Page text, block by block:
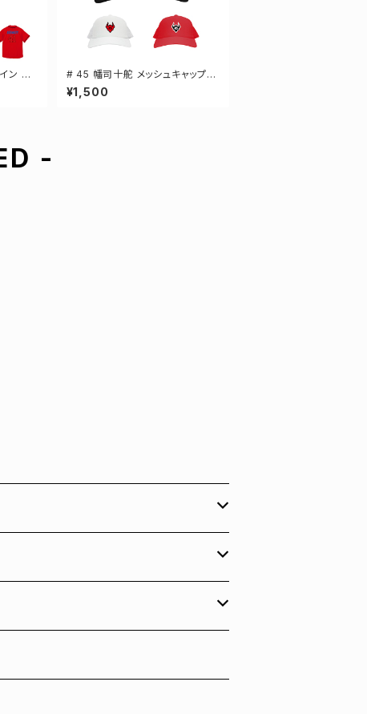
ン 3
ルシ
# 45 幡司十舵 メッシュキャップ
選手還元 3カラー 000700
¥1,500
-